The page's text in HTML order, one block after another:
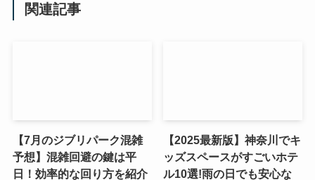
関連記事
【7月のジブリパーク混雑
予想】混雑回避の鍵は平
日！効率的な回り方を紹介
【2025最新版】神奈川でキ
ッズスペースがすごいホテ
ル10選!雨の日でも安心な